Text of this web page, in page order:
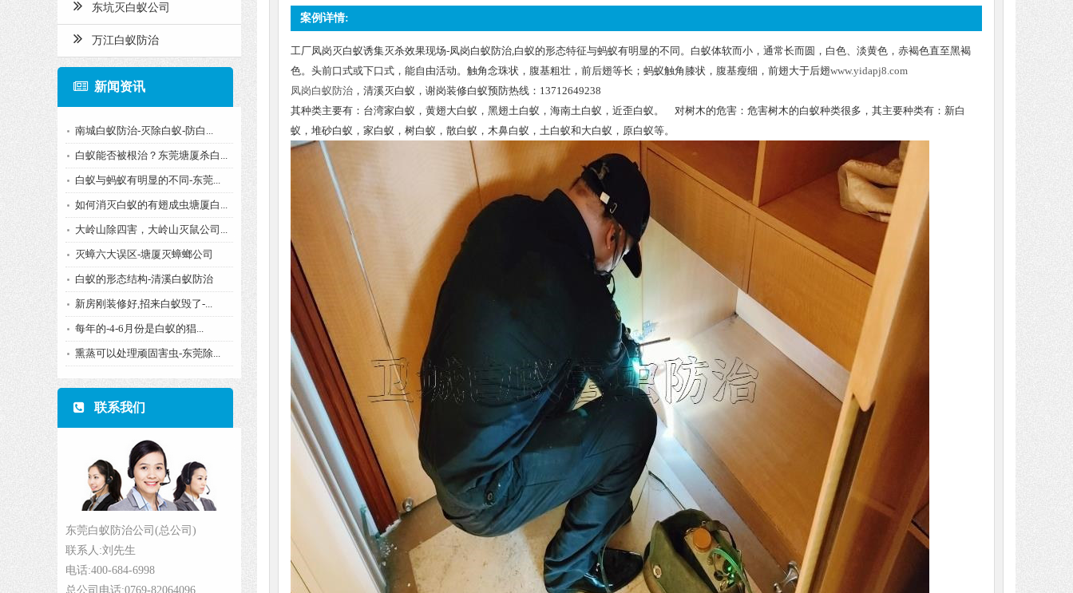
东坑灭白蚁公司
万江白蚁防治
新闻资讯
南城白蚁防治-灭除白蚁-防白...
白蚁能否被根治？东莞塘厦杀白...
白蚁与蚂蚁有明显的不同-东莞...
如何消灭白蚁的有翅成虫塘厦白...
大岭山除四害，大岭山灭鼠公司...
灭蟑六大误区-塘厦灭蟑螂公司
白蚁的形态结构-清溪白蚁防治
新房刚装修好,招来白蚁毁了-...
每年的-4-6月份是白蚁的猖...
熏蒸可以处理顽固害虫-东莞除...
联系我们
东莞白蚁防治公司(总公司)
联系人:刘先生
电话:400-684-6998
总公司电话:0769-82064096
案例详情:
工厂凤岗灭白蚁诱集灭杀效果现场-凤岗白蚁防治,白蚁的形态特征与蚂蚁有明显的不同。白蚁体软而小，通常长而圆，白色、淡黄色，赤褐色直至黑褐
色。头前口式或下口式，能自由活动。触角念珠状，腹基粗壮，前后翅等长；蚂蚁触角膝状，腹基瘦细，前翅大于后翅www.yidapj8.com
凤岗白蚁防治 ，清溪灭白蚁，谢岗装修白蚁预防热线：13712649238
其种类主要有：台湾家白蚁，黄翅大白蚁，黑翅土白蚁，海南土白蚁，近歪白蚁。 对树木的危害：危害树木的白蚁种类很多，其主要种类有：新白
蚁，堆砂白蚁，家白蚁，树白蚁，散白蚁，木鼻白蚁，土白蚁和大白蚁，原白蚁等。